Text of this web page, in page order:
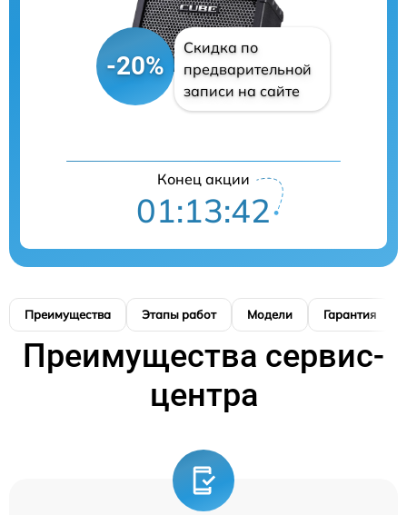
-20%
Скидка по
предварительной
записи на сайте
Конец акции
01:13:41
Преимущества Этапы работ Модели Гарантия
Преимущества сервис-
центра